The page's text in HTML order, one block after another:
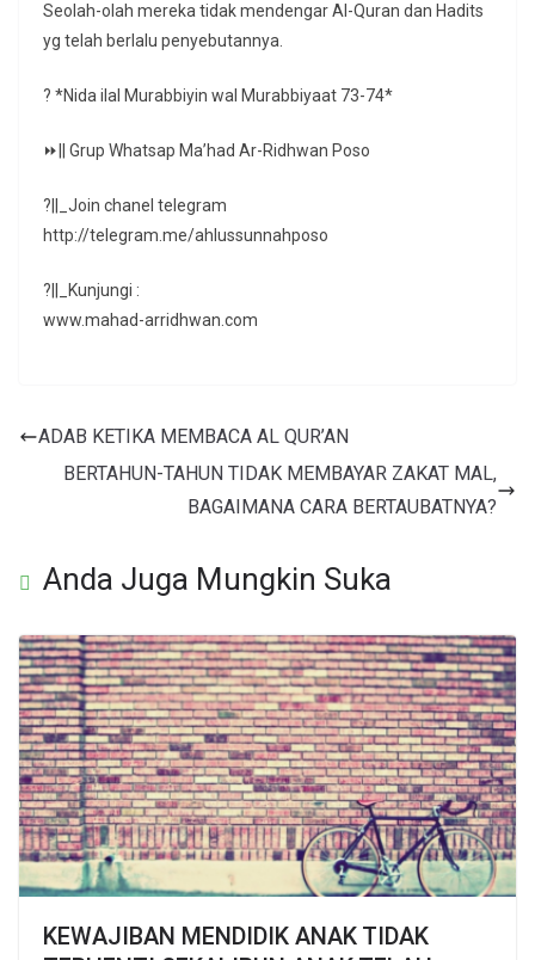
Seolah-olah mereka tidak mendengar Al-Quran dan Hadits
yg telah berlalu penyebutannya.
? *Nida ilal Murabbiyin wal Murabbiyaat 73-74*
⏩|| Grup Whatsap Ma’had Ar-Ridhwan Poso
?||_Join chanel telegram
http://telegram.me/ahlussunnahposo
?||_Kunjungi :
www.mahad-arridhwan.com
ADAB KETIKA MEMBACA AL QUR’AN
BERTAHUN-TAHUN TIDAK MEMBAYAR ZAKAT MAL,
BAGAIMANA CARA BERTAUBATNYA?
Anda Juga Mungkin Suka
KEWAJIBAN MENDIDIK ANAK TIDAK